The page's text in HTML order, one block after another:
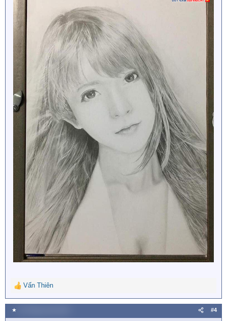
R
e
a
c
Vấn Thiên
★ #4